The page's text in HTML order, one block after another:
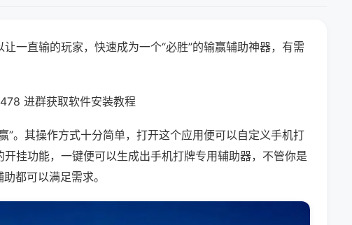
一直输的玩家，快速成为一个“必胜”的输赢辅助神器，有需
进群获取软件安装教程
”。其操作方式十分简单，打开这个应用便可以自定义手机打
挂功能，一键便可以生成出手机打牌专用辅助器，不管你是
都可以满足需求。